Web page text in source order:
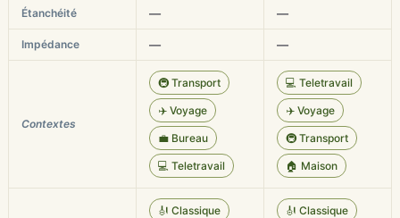
Étanchéité — —
Impédance — —
Contextes
🚇 Transport
✈️ Voyage
💼 Bureau
💻 Teletravail
💻 Teletravail
✈️ Voyage
🚇 Transport
🏠 Maison
🎻 Classique 🎻 Classique